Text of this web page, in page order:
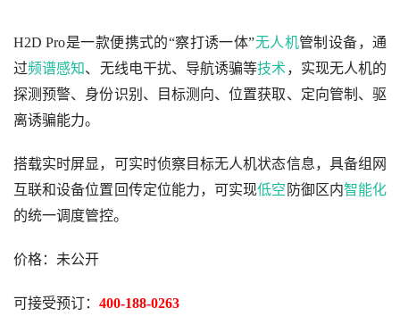
H2D Pro是一款便携式的“察打诱一体”无人机管制设备，通
过频谱感知、无线电干扰、导航诱骗等技术，实现无人机的
探测预警、身份识别、目标测向、位置获取、定向管制、驱
离诱骗能力。
搭载实时屏显，可实时侦察目标无人机状态信息，具备组网
互联和设备位置回传定位能力，可实现低空 防御区内智能化
的统一调度管控。
价格：未公开
可接受预订： 400-188-0263